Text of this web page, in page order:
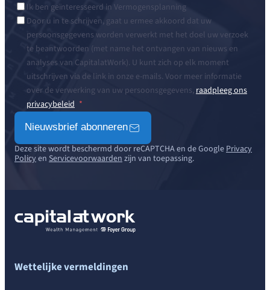
Ik ben geïnteresseerd in Vermogensplanning
Door u in te schrijven, gaat u ermee akkoord dat uw
persoonsgegevens worden verwerkt met het doel uw verzoek
te beantwoorden (met name het ontvangen van nieuws en
analyses van CapitalatWork). U kunt zich op elk moment
uitschrijven via de link in onze e-mails. Voor meer informatie
over de verwerking van uw persoonsgegevens, raadpleeg ons
privacybeleid
Nieuwsbrief abonneren
Deze site wordt beschermd door reCAPTCHA en de Google Privacy
Policyen Servicevoorwaarden zijn van toepassing.
Wettelijke vermeldingen